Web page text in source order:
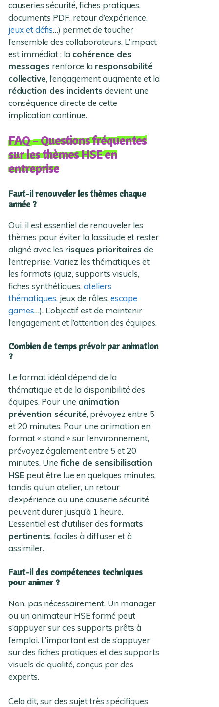
causeries sécurité, fiches pratiques,
documents PDF, retour d’expérience,
jeux et défis…) permet de toucher
l’ensemble des collaborateurs. L’impact
est immédiat : la cohérence des
messages renforce la responsabilité
collective, l’engagement augmente et la
réduction des incidents devient une
conséquence directe de cette
implication continue.
FAQ – Questions fréquentes
sur les thèmes HSE en
entreprise
Faut-il renouveler les thèmes chaque
année ?
Oui, il est essentiel de renouveler les
thèmes pour éviter la lassitude et rester
aligné avec les risques prioritaires de
l’entreprise. Variez les thématiques et
les formats (quiz, supports visuels,
fiches synthétiques,ateliers
thématiques, jeux de rôles,escape
games…). L’objectif est de maintenir
l’engagement et l’attention des équipes.
Combien de temps prévoir par animation
?
Le format idéal dépend de la
thématique et de la disponibilité des
équipes. Pour une animation
prévention sécurité, prévoyez entre 5
et 20 minutes. Pour une animation en
format « stand » sur l’environnement,
prévoyez également entre 5 et 20
minutes. Unefiche de sensibilisation
HSE peut être lue en quelques minutes,
tandis qu’un atelier, un retour
d’expérience ou une causerie sécurité
peuvent durer jusqu’à 1 heure.
L’essentiel est d’utiliser desformats
pertinents, faciles à diffuser et à
assimiler.
Faut-il des compétences techniques
pour animer ?
Non, pas nécessairement. Un manager
ou un animateur HSE formé peut
s’appuyer sur des supports prêts à
l’emploi. L’important est de s’appuyer
sur des fiches pratiques et des supports
visuels de qualité, conçus par des
experts.
Cela dit, sur des sujet très spécifiques